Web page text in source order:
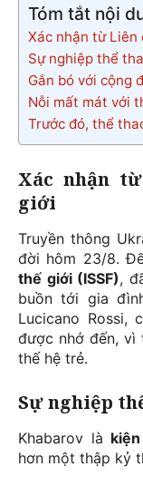
Tóm tắt nội
Xác nhận từ Liên
Sự nghiệp thể
Gắn bó với cộng
Nỗi mất mát với
Trước đó, thể
Xác nhận
giới
Truyền thông
đời hôm 23/8.
thế giới (ISSF),
buồn tới gia
Lucicano Rossi,
được nhớ đến, vì
thế hệ trẻ.
Sự nghiệp
Khabarov là
hơn một thập kỷ